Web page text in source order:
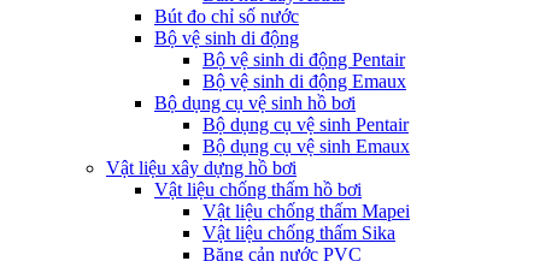
Bút đo chỉ số nước
Bộ vệ sinh di động
Bộ vệ sinh di động Pentair
Bộ vệ sinh di động Emaux
Bộ dụng cụ vệ sinh hồ bơi
Bộ dụng cụ vệ sinh Pentair
Bộ dụng cụ vệ sinh Emaux
Vật liệu xây dựng hồ bơi
Vật liệu chống thấm hồ bơi
Vật liệu chống thấm Mapei
Vật liệu chống thấm Sika
Băng cản nước PVC